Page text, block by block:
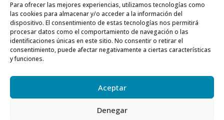
Para ofrecer las mejores experiencias, utilizamos tecnologías como
las cookies para almacenar y/o acceder a la información del
dispositivo. El consentimiento de estas tecnologías nos permitirá
procesar datos como el comportamiento de navegación o las
identificaciones únicas en este sitio. No consentir o retirar el
consentimiento, puede afectar negativamente a ciertas características
y funciones.
Aceptar
Denegar
Nota: Es nuestra responsabilidad proteger su privacidad y le
garantizamos que sus datos serán completamente confidenciales.